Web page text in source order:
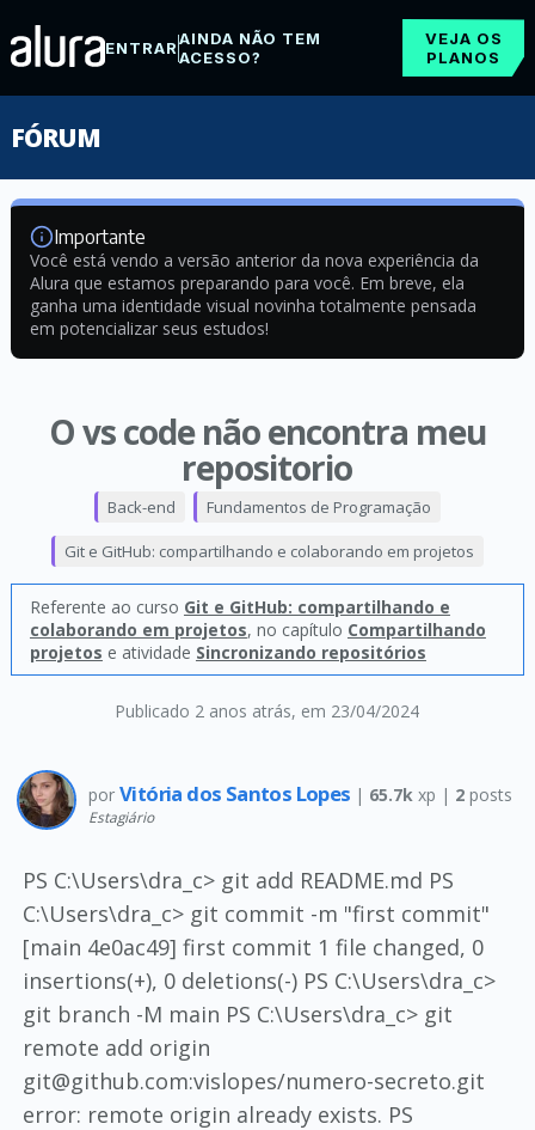
ENTRARAINDA NÃO TEM
ACESSO?
VEJA OS
PLANOS
FÓRUM
Importante
Você está vendo a versão anterior da nova experiência da
Alura que estamos preparando para você. Em breve, ela
ganha uma identidade visual novinha totalmente pensada
em potencializar seus estudos!
O vs code não encontra meu
repositorio
Publicado 2 anos atrás, em 23/04/2024
Back-end Fundamentos de Programação
Git e GitHub: compartilhando e colaborando em projetos
Referente ao curso Git e GitHub: compartilhando e
colaborando em projetos, no capítulo Compartilhando
projetos e atividade Sincronizando repositórios
por Vitória dos Santos Lopes | 65.7k xp | 2posts
Estagiário
PS C:\Users\dra_c> git add README.md PS
C:\Users\dra_c> git commit -m "first commit"
[main 4e0ac49] first commit 1 file changed, 0
insertions(+), 0 deletions(-) PS C:\Users\dra_c>
git branch -M main PS C:\Users\dra_c> git
remote add origin
git@github.com:vislopes/numero-secreto.git
error: remote origin already exists. PS